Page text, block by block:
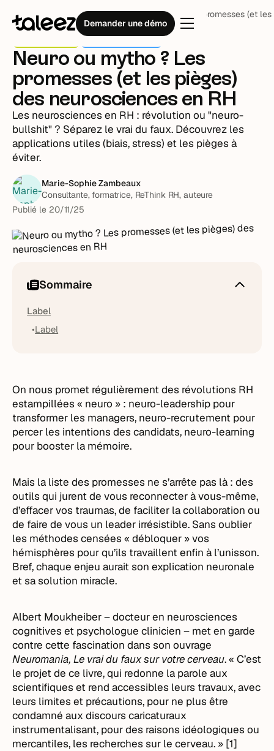
Demander une démo
Blog Stratégie RH Neuro ou mytho ? Les promesses (et
Bibliothèque RH
Neuro ou mytho ? Les
promesses (et les pièges)
des neurosciences en RH
Les neurosciences en RH : révolution ou "neuro-
bullshit" ? Séparez le vrai du faux. Découvrez les
applications utiles (biais, stress) et les pièges à
éviter.
Marie-Sophie Zambeaux
Consultante, formatrice, ReThink RH, auteure
Publié le 20/11/25
Sommaire
Label
Label
On nous promet régulièrement des révolutions RH
estampillées « neuro » : neuro-leadership pour
transformer les managers, neuro-recrutement pour
percer les intentions des candidats, neuro-learning
pour booster la mémoire.
Mais la liste des promesses ne s’arrête pas là : des
outils qui jurent de vous reconnecter à vous-même,
d’effacer vos traumas, de faciliter la collaboration ou
de faire de vous un leader irrésistible. Sans oublier
les méthodes censées « débloquer » vos
hémisphères pour qu’ils travaillent enfin à l’unisson.
Bref, chaque enjeu aurait son explication neuronale
et sa solution miracle.
Albert Moukheiber – docteur en neurosciences
cognitives et psychologue clinicien – met en garde
contre cette fascination dans son ouvrage
Neuromania, Le vrai du faux sur votre cerveau. « C’est
le projet de ce livre, qui redonne la parole aux
scientifiques et rend accessibles leurs travaux, avec
leurs limites et précautions, pour ne plus être
condamné aux discours caricaturaux
instrumentalisant, pour des raisons idéologiques ou
mercantiles, les recherches sur le cerveau. » [1]